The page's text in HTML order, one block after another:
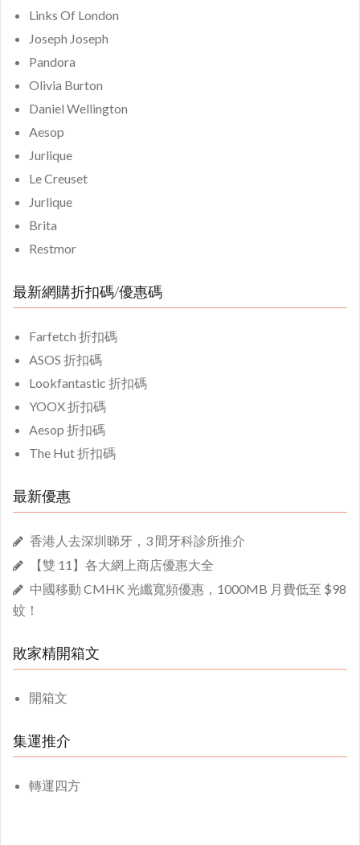
Links Of London
Joseph Joseph
Pandora
Olivia Burton
Daniel Wellington
Aesop
Jurlique
Le Creuset
Jurlique
Brita
Restmor
最新網購折扣碼/優惠碼
Farfetch 折扣碼
ASOS 折扣碼
Lookfantastic 折扣碼
YOOX 折扣碼
Aesop 折扣碼
The Hut 折扣碼
最新優惠
香港人去深圳睇牙，3 間牙科診所推介
【雙 11】各大網上商店優惠大全
中國移動 CMHK 光纖寬頻優惠，1000MB 月費低至 $98
蚊！
敗家精開箱文
開箱文
集運推介
轉運四方